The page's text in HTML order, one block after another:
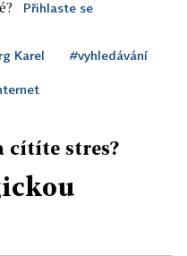
Přihlaste se
Karel #vyhledávání
cítíte stres?